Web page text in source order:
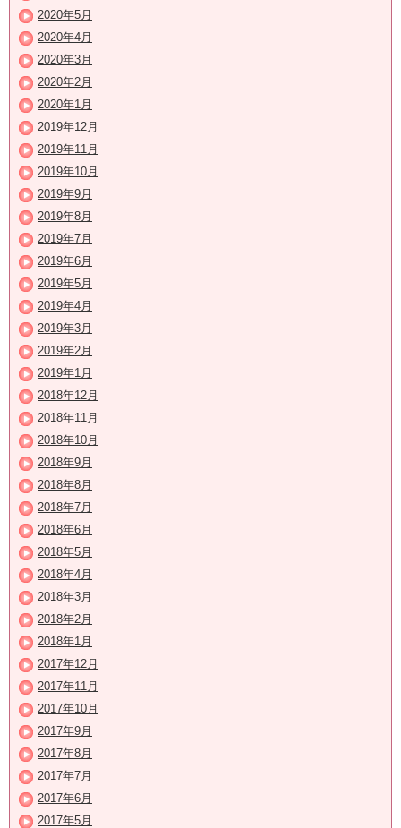
2020年5月
2020年4月
2020年3月
2020年2月
2020年1月
2019年12月
2019年11月
2019年10月
2019年9月
2019年8月
2019年7月
2019年6月
2019年5月
2019年4月
2019年3月
2019年2月
2019年1月
2018年12月
2018年11月
2018年10月
2018年9月
2018年8月
2018年7月
2018年6月
2018年5月
2018年4月
2018年3月
2018年2月
2018年1月
2017年12月
2017年11月
2017年10月
2017年9月
2017年8月
2017年7月
2017年6月
2017年5月